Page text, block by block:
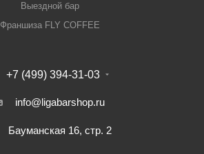
Выездной бар
Франшиза FLY COFFEE
+7 (499) 394-31-03
info@ligabarshop.ru
Бауманская 16, стр. 2